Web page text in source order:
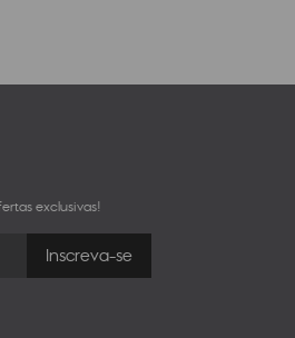
exclusivas!